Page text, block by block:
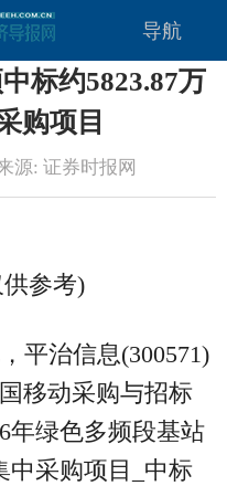
导航
标约5823.87万
购项目
源: 证券时报网
参考)
平治信息(300571)
移动采购与招标
年绿色多频段基站
中采购项目_中标